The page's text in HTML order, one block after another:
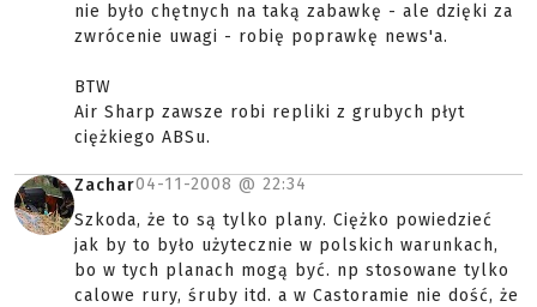
nie było chętnych na taką zabawkę - ale dzięki za
zwrócenie uwagi - robię poprawkę news'a.
BTW
Air Sharp zawsze robi repliki z grubych płyt
ciężkiego ABSu.
Zachar04-11-2008 @ 22:34
Szkoda, że to są tylko plany. Ciężko powiedzieć
jak by to było użytecznie w polskich warunkach,
bo w tych planach mogą być. np stosowane tylko
calowe rury, śruby itd. a w Castoramie nie dość, że